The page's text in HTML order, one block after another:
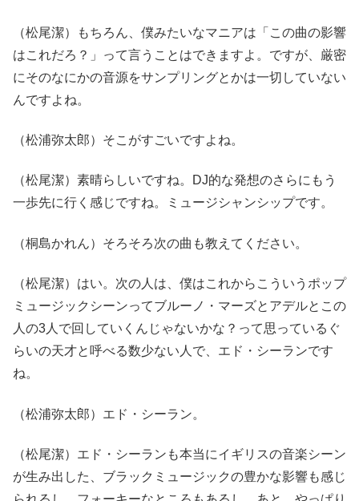
（松尾潔）もちろん、僕みたいなマニアは「この曲の影響
はこれだろ？」って言うことはできますよ。ですが、厳密
にそのなにかの音源をサンプリングとかは一切していない
んですよね。
（松浦弥太郎）そこがすごいですよね。
（松尾潔）素晴らしいですね。DJ的な発想のさらにもう
一歩先に行く感じですね。ミュージシャンシップです。
（桐島かれん）そろそろ次の曲も教えてください。
（松尾潔）はい。次の人は、僕はこれからこういうポップ
ミュージックシーンってブルーノ・マーズとアデルとこの
人の3人で回していくんじゃないかな？って思っているぐ
らいの天才と呼べる数少ない人で、エド・シーランです
ね。
（松浦弥太郎）エド・シーラン。
（松尾潔）エド・シーランも本当にイギリスの音楽シーン
が生み出した、ブラックミュージックの豊かな影響も感じ